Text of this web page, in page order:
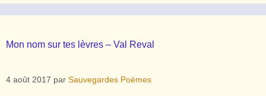
Mon nom sur tes lèvres – Val Reval
4 août 2017 par Sauvegardes Poèmes